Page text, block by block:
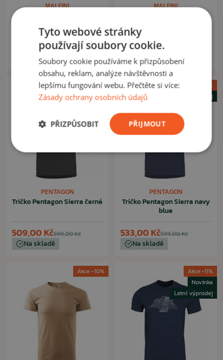
MALFINI
150,00 Kč
135,00 Kč
Na skladě
MALFINI
195,00 Kč
176,00 Kč
Na skladě
Akce -15%
Letní výprodej
PENTAGON
Tričko Pentagon Sierra černé
599,00 Kč
509,00 Kč
Na skladě
Akce -11%
Letní výprodej
PENTAGON
Tričko Pentagon Sierra navy
blue
599,00 Kč
533,00 Kč
Na skladě
Akce -10%
Akce -11%
Novinka
Letní výprodej
Tyto webové stránky
používají soubory cookie.
Soubory cookie používáme k přizpůsobení
obsahu, reklam, analýze návštěvnosti a
lepšímu fungování webu. Přečtěte si více:
Zásady ochrany osobních údajů
PŘIJMOUT
PŘIZPŮSOBIT